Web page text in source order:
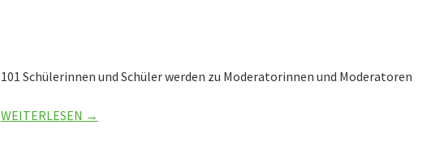
101 Schülerinnen und Schüler werden zu Moderatorinnen und Moderatoren
WEITERLESEN →